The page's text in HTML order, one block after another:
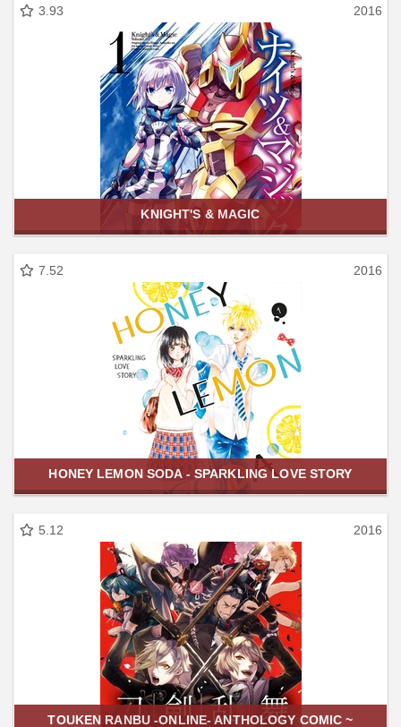
3.93 2016
KNIGHT'S & MAGIC
7.52 2016
HONEY LEMON SODA - SPARKLING LOVE STORY
5.12 2016
TOUKEN RANBU -ONLINE- ANTHOLOGY COMIC ~